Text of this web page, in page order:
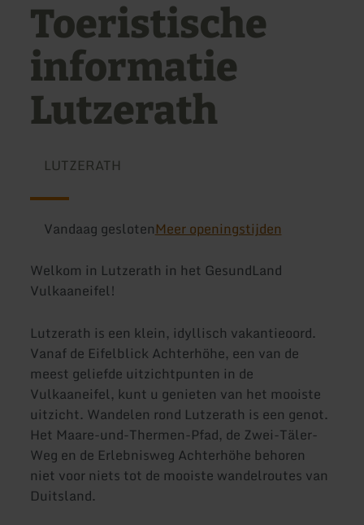
Toeristische
informatie
Lutzerath
LUTZERATH
Vandaag geslotenMeer openingstijden
Welkom in Lutzerath in het GesundLand
Vulkaaneifel!
Lutzerath is een klein, idyllisch vakantieoord.
Vanaf de Eifelblick Achterhöhe, een van de
meest geliefde uitzichtpunten in de
Vulkaaneifel, kunt u genieten van het mooiste
uitzicht. Wandelen rond Lutzerath is een genot.
Het Maare-und-Thermen-Pfad, de Zwei-Täler-
Weg en de Erlebnisweg Achterhöhe behoren
niet voor niets tot de mooiste wandelroutes van
Duitsland.